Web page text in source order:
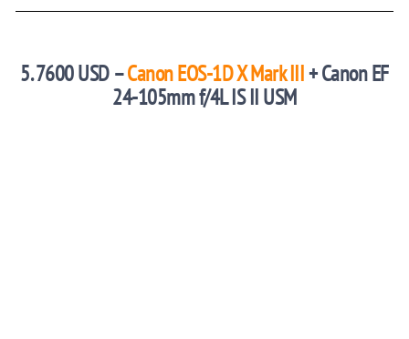
5. 7600 USD –Canon EOS-1D X Mark III+ Canon EF
24-105mm f/4L IS II USM